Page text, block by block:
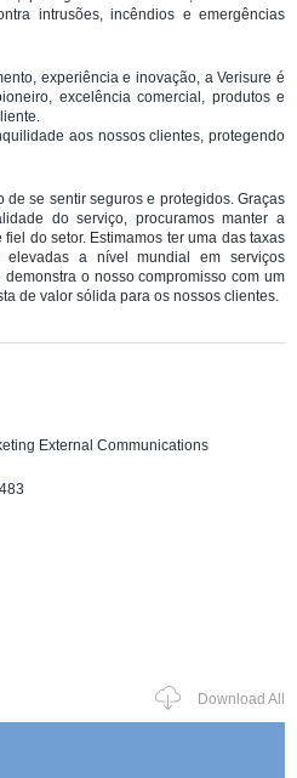
intrusões, incêndios e emergências
experiência e inovação, a Verisure é
excelência comercial, produtos e
aos nossos clientes, protegendo
de se sentir seguros e protegidos. Graças
do serviço, procuramos manter a
do setor. Estimamos ter uma das taxas
a nível mundial em serviços
o nosso compromisso com um
de valor sólida para os nossos clientes.
External Communications
Download All